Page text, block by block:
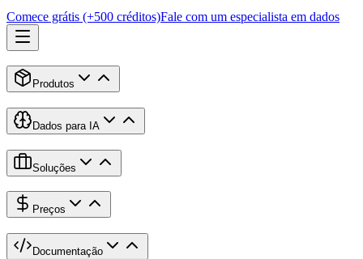
Comece grátis (+500 créditos)Fale com um especialista em dados
Produtos
Dados para IA
Soluções
Preços
Documentação